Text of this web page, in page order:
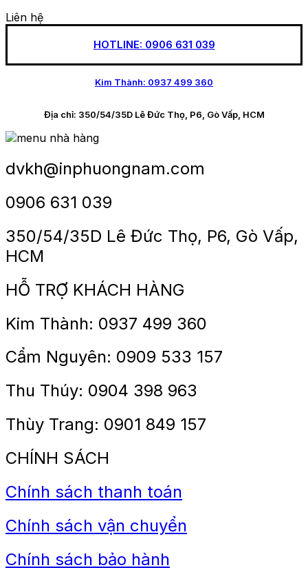
Liên hệ
HOTLINE: 0906 631 039
Kim Thành: 0937 499 360
Địa chỉ: 350/54/35D Lê Đức Thọ, P6, Gò Vấp, HCM
dvkh@inphuongnam.com
0906 631 039
350/54/35D Lê Đức Thọ, P6, Gò Vấp,
HCM
HỖ TRỢ KHÁCH HÀNG
Kim Thành: 0937 499 360
Cẩm Nguyên: 0909 533 157
Thu Thúy: 0904 398 963
Thùy Trang: 0901 849 157
CHÍNH SÁCH
Chính sách thanh toán
Chính sách vận chuyển
Chính sách bảo hành